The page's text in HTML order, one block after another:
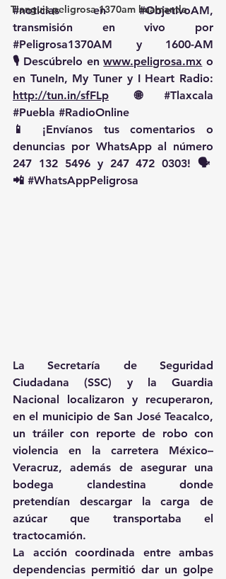
Tianguis peligrosa 1370am huamantla
#noticias en #ObjetivoAM,
#Peligrosa1370AM y 1600-AM
🎙️ Descúbrelo en www.peligrosa.mx o
http://tun.in/sfFLp 🌐 #Tlaxcala
#Puebla #RadioOnline
📱 ¡Envíanos tus comentarios o
denuncias por WhatsApp al número
247 132 5496 y 247 472 0303! 🗣️
📲 #WhatsAppPeligrosa
La Secretaría de Seguridad
Ciudadana (SSC) y la Guardia
Nacional localizaron y recuperaron,
en el municipio de San José Teacalco,
un tráiler con reporte de robo con
violencia en la carretera México–
Veracruz, además de asegurar una
bodega clandestina donde
pretendían descargar la carga de
azúcar que transportaba el
tractocamión.
La acción coordinada entre ambas
dependencias permitió dar un golpe